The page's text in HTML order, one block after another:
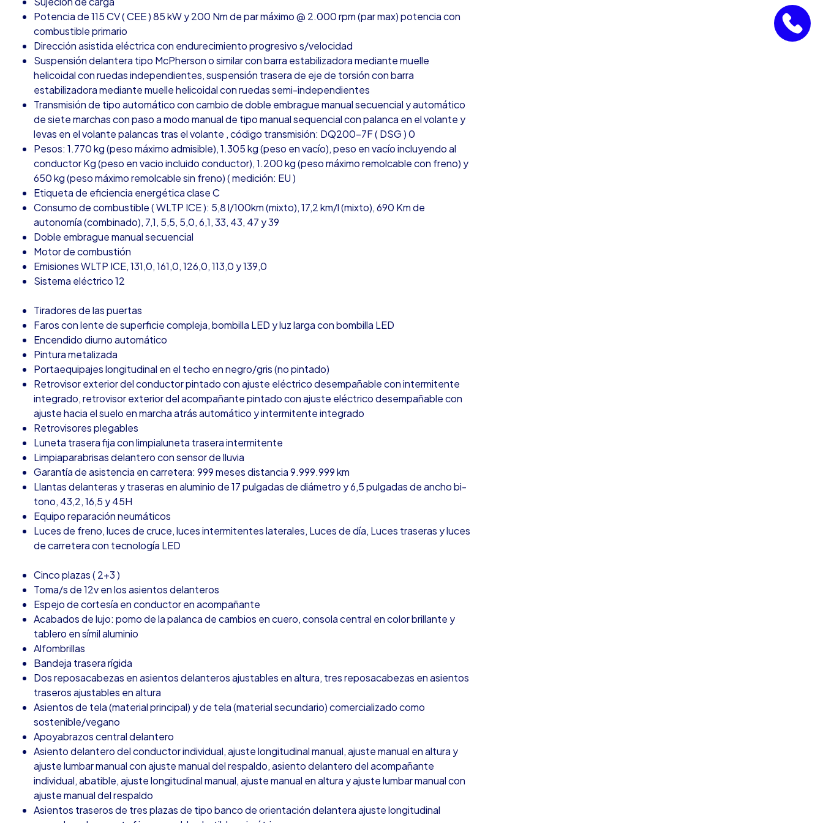
Potencia de 115 CV ( CEE ) 85 kW y 200 Nm de par máximo @ 2.000 rpm (par max) potencia con
combustible primario
Dirección asistida eléctrica con endurecimiento progresivo s/velocidad
Suspensión delantera tipo McPherson o similar con barra estabilizadora mediante muelle
helicoidal con ruedas independientes, suspensión trasera de eje de torsión con barra
estabilizadora mediante muelle helicoidal con ruedas semi-independientes
Transmisión de tipo automático con cambio de doble embrague manual secuencial y automático
de siete marchas con paso a modo manual de tipo manual sequencial con palanca en el volante y
levas en el volante palancas tras el volante , código transmisión: DQ200-7F ( DSG ) 0
Pesos: 1.770 kg (peso máximo admisible), 1.305 kg (peso en vacío), peso en vacío incluyendo al
conductor Kg (peso en vacio incluido conductor), 1.200 kg (peso máximo remolcable con freno) y
650 kg (peso máximo remolcable sin freno) ( medición: EU )
Etiqueta de eficiencia energética clase C
Consumo de combustible ( WLTP ICE ): 5,8 l/100km (mixto), 17,2 km/l (mixto), 690 Km de
autonomía (combinado), 7,1, 5,5, 5,0, 6,1, 33, 43, 47 y 39
Doble embrague manual secuencial
Motor de combustión
Emisiones WLTP ICE, 131,0, 161,0, 126,0, 113,0 y 139,0
Sistema eléctrico 12
Tiradores de las puertas
Faros con lente de superficie compleja, bombilla LED y luz larga con bombilla LED
Encendido diurno automático
Pintura metalizada
Portaequipajes longitudinal en el techo en negro/gris (no pintado)
Retrovisor exterior del conductor pintado con ajuste eléctrico desempañable con intermitente
integrado, retrovisor exterior del acompañante pintado con ajuste eléctrico desempañable con
ajuste hacia el suelo en marcha atrás automático y intermitente integrado
Retrovisores plegables
Luneta trasera fija con limpialuneta trasera intermitente
Limpiaparabrisas delantero con sensor de lluvia
Garantía de asistencia en carretera: 999 meses distancia 9.999.999 km
Llantas delanteras y traseras en aluminio de 17 pulgadas de diámetro y 6,5 pulgadas de ancho bi-
tono, 43,2, 16,5 y 45H
Equipo reparación neumáticos
Luces de freno, luces de cruce, luces intermitentes laterales, Luces de día, Luces traseras y luces
de carretera con tecnología LED
Cinco plazas ( 2+3 )
Toma/s de 12v en los asientos delanteros
Espejo de cortesía en conductor en acompañante
Acabados de lujo: pomo de la palanca de cambios en cuero, consola central en color brillante y
tablero en símil aluminio
Alfombrillas
Bandeja trasera rígida
Dos reposacabezas en asientos delanteros ajustables en altura, tres reposacabezas en asientos
traseros ajustables en altura
Asientos de tela (material principal) y de tela (material secundario) comercializado como
sostenible/vegano
Apoyabrazos central delantero
Asiento delantero del conductor individual, ajuste longitudinal manual, ajuste manual en altura y
ajuste lumbar manual con ajuste manual del respaldo, asiento delantero del acompañante
individual, abatible, ajuste longitudinal manual, ajuste manual en altura y ajuste lumbar manual con
ajuste manual del respaldo
Asientos traseros de tres plazas de tipo banco de orientación delantera ajuste longitudinal